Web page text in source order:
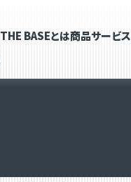
THE BASEとは商品サービス